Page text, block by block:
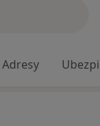
Adresy